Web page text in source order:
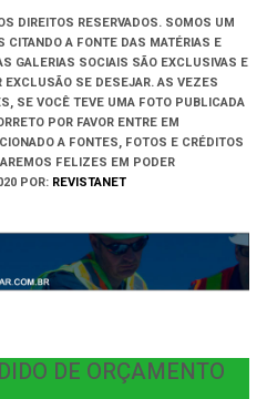
DIREITOS RESERVADOS. SOMOS UM
CITANDO A FONTE DAS MATÉRIAS E
GALERIAS SOCIAIS SÃO EXCLUSIVAS E
SE DESEJAR. AS VEZES
SE VOCÊ TEVE UMA FOTO PUBLICADA
POR FAVOR ENTRE EM
A FONTES, FOTOS E CRÉDITOS
FELIZES EM PODER
POR: REVISTANET
DE ORÇAMENTO